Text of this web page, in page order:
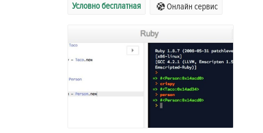
Условно бесплатная Онлайн сервис